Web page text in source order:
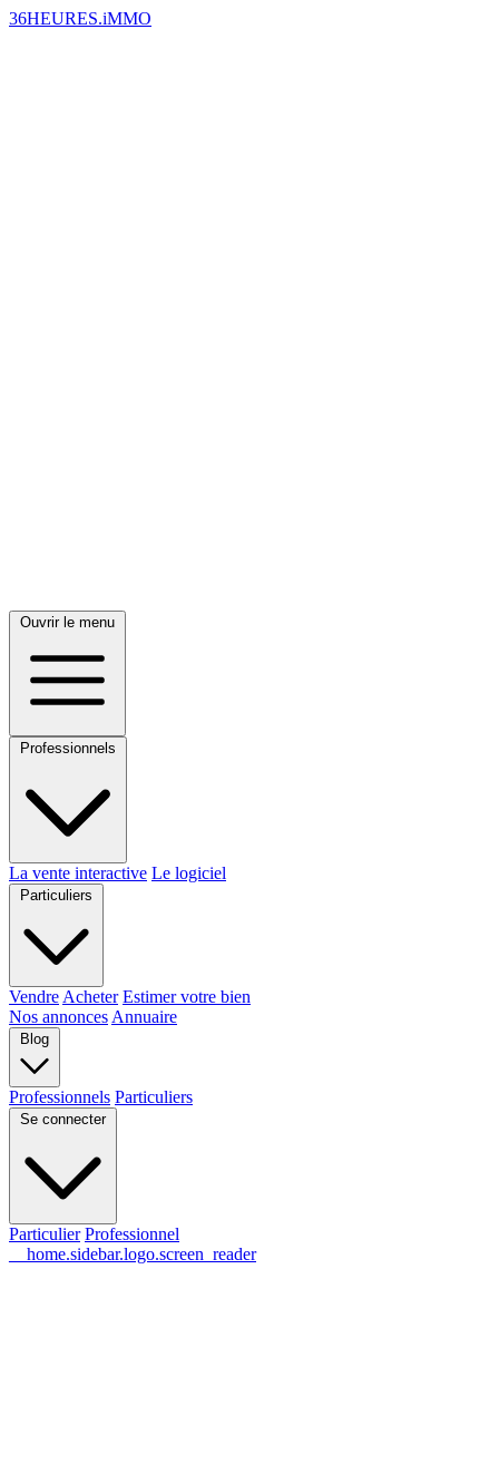
36HEURES.iMMO
Ouvrir le menu
Professionnels
La vente interactive Le logiciel
Particuliers
Vendre Acheter Estimer votre bien
Nos annonces Annuaire
Blog
Professionnels Particuliers
Se connecter
Particulier Professionnel
__home.sidebar.logo.screen_reader